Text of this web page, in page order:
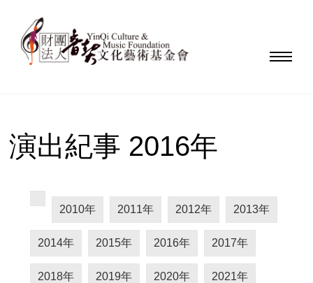
演出紀事 2016年
2010年 2011年 2012年 2013年
2014年 2015年 2016年 2017年
2018年 2019年 2020年 2021年